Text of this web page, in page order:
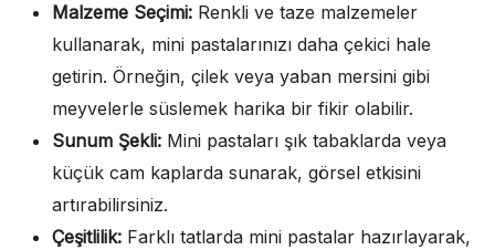
Malzeme Seçimi: Renkli ve taze malzemeler
kullanarak, mini pastalarınızı daha çekici hale
getirin. Örneğin, çilek veya yaban mersini gibi
meyvelerle süslemek harika bir fikir olabilir.
Sunum Şekli: Mini pastaları şık tabaklarda veya
küçük cam kaplarda sunarak, görsel etkisini
artırabilirsiniz.
Çeşitlilik: Farklı tatlarda mini pastalar hazırlayarak,